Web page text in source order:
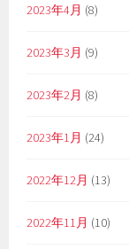
2023年4月 (8)
2023年3月 (9)
2023年2月 (8)
2023年1月 (24)
2022年12月 (13)
2022年11月 (10)